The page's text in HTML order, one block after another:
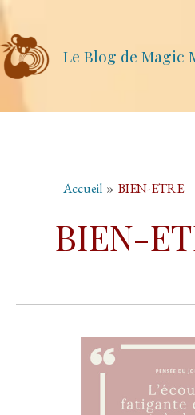
contenu
Le Blog de Magic
Accueil BIEN-ETRE
BIEN-